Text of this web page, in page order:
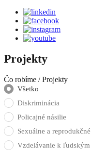
Projekty
Čo robíme /Projekty
Všetko
Diskriminácia
Policajné násilie
Sexuálne a
Vzdelávanie k